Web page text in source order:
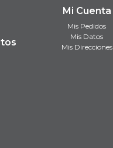
Mi Cuenta
Mis Pedidos
Mis Datos
Mis Direcciones